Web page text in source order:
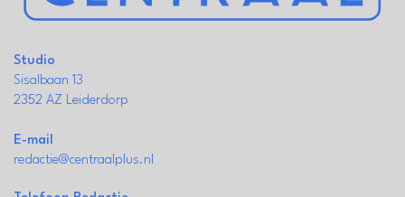
Studio
Sisalbaan 13
2352 AZ Leiderdorp
E-mail
redactie@centraalplus.nl